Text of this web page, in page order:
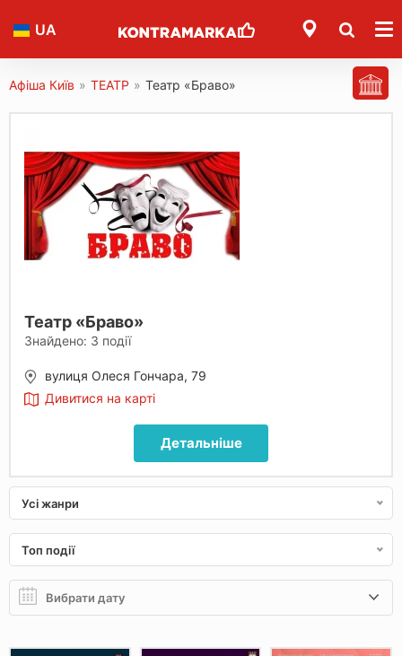
UA
Афіша Київ » ТЕАТР » Театр «Браво»
Театр «Браво»
Знайдено: 3 події
вулиця Олеся Гончара, 79
Дивитися на карті
Детальніше
Усі жанри
Топ події